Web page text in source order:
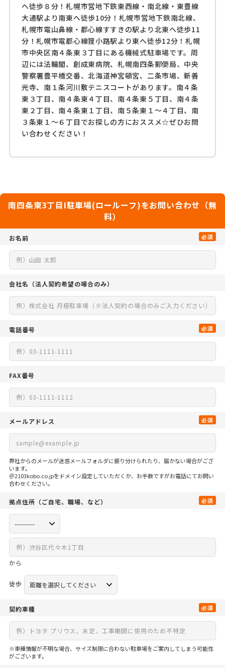
へ徒歩８分！札幌市営地下鉄東西線・南北線・東豊線
大通駅より南東へ徒歩10分！札幌市営地下鉄南北線、
札幌市電山鼻線・都心線すすきの駅より北東へ徒歩11
分！札幌市電都心線狸小路駅より東へ徒歩12分！札幌
市中央区南４条東３丁目にある機械式駐車場です。周
辺には法輪閣、創成東病院、札幌南四条郵便局、中央
警察署豊平橋交番、北海道神宮頓宮、二条市場、新善
光寺、南１条河川敷テニスコートがあります。南４条
東３丁目、南４条東４丁目、南４条東５丁目、南４条
東２丁目、南４条東１丁目、南５条東１～４丁目、南
３条東１～６丁目でお探しの方におススメ☆ぜひお問
い合わせください！
南四条東3丁目I駐車場(ロールーフ)をお問い合わせ（無
料）
お名前 必須
会社名 （法人契約希望の場合のみ）
電話番号 必須
FAX番号
メールアドレス 必須
弊社からのメールが迷惑メールフォルダに振り分けられたり、届かない場合がござ
います。
＠2103kobo.co.jpをドメイン設定していただくか、お手数ですがお電話にてお問い
合わせください。
拠点住所 （ご自宅、 職場、など） 必須
から
徒歩
契約車種 必須
※車種情報が不明な場合、サイズ制限に合わない駐車場をご案内してしまう可能性
がございます。